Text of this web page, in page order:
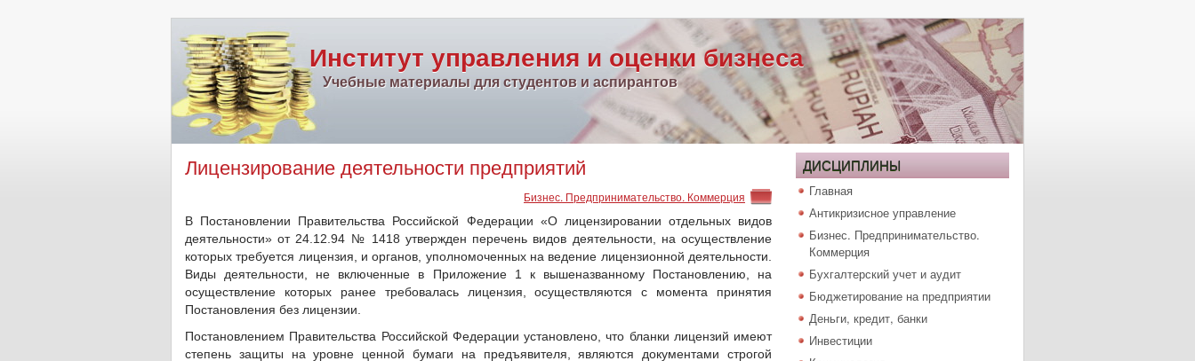
Институт управления и оценки бизнеса
Учебные материалы для студентов и аспирантов
Лицензирование деятельности предприятий
Бизнес. Предпринимательство. Коммерция
В Постановлении Правительства Российской Федерации «О лицензировании отдельных видов
деятельности» от 24.12.94 № 1418 утвержден перечень видов деятельности, на осуществление
которых требуется лицензия, и органов, уполномоченных на ведение лицензионной деятельности.
Виды деятельности, не включенные в Приложение 1 к вышеназванному Постановлению, на
осуществление которых ранее требовалась лицензия, осуществляются с момента принятия
Постановления без лицензии.
Постановлением Правительства Российской Федерации установлено, что бланки лицензий имеют
степень защиты на уровне ценной бумаги на предъявителя, являются документами строгой
ДИСЦИПЛИНЫ
Главная
Антикризисное управление
Бизнес. Предпринимательство.
Коммерция
Бухгалтерский учет и аудит
Бюджетирование на предприятии
Деньги, кредит, банки
Инвестиции